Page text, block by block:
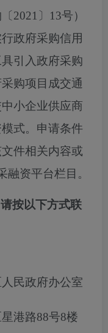
2021〕13号）
政府采购信用
引入政府采购
购项目成交通
小企业供应商
式。申请条件
件相关内容或
融资平台栏目。
按以下方式联
民政府办公室
港路88号8楼